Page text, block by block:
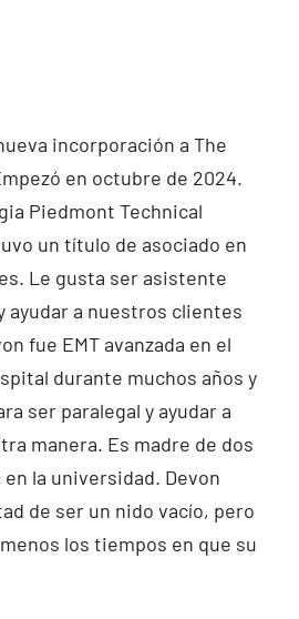
incorporación a The
en octubre de 2024.
Piedmont Technical
un título de asociado en
Le gusta ser asistente
ayudar a nuestros clientes
fue EMT avanzada en el
durante muchos años y
ser paralegal y ayudar a
manera. Es madre de dos
la universidad. Devon
de ser un nido vacío, pero
los tiempos en que su